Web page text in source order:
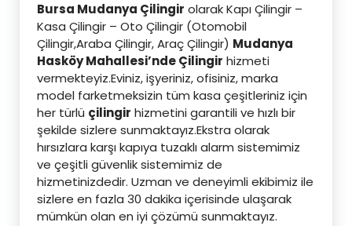
Bursa Mudanya Çilingir olarak Kapı Çilingir –
Kasa Çilingir – Oto Çilingir (Otomobil
Çilingir,Araba Çilingir, Araç Çilingir) Mudanya
Hasköy Mahallesi’nde Çilingir hizmeti
vermekteyiz.Eviniz, işyeriniz, ofisiniz, marka
model farketmeksizin tüm kasa çeşitleriniz için
her türlü çilingir hizmetini garantili ve hızlı bir
şekilde sizlere sunmaktayız.Ekstra olarak
hırsızlara karşı kapıya tuzaklı alarm sistemimiz
ve çeşitli güvenlik sistemimiz de
hizmetinizdedir. Uzman ve deneyimli ekibimiz ile
sizlere en fazla 30 dakika içerisinde ulaşarak
mümkün olan en iyi çözümü sunmaktayız.